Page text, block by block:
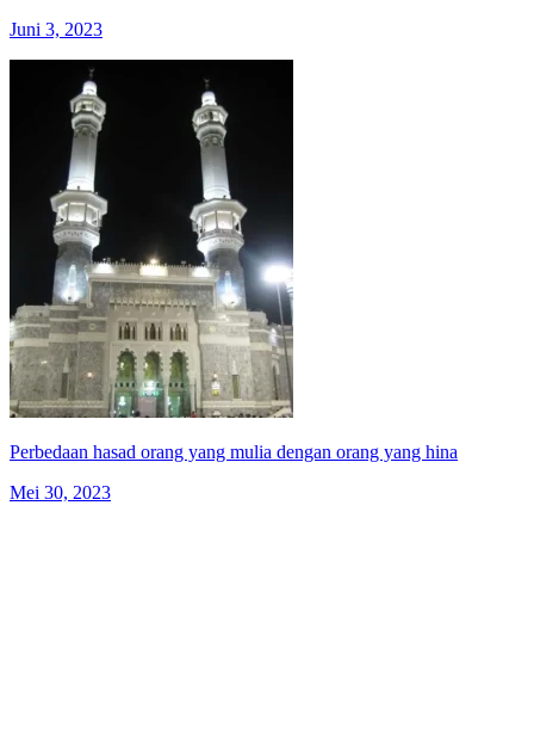
Juni 3, 2023
Perbedaan hasad orang yang mulia dengan orang yang hina
Mei 30, 2023